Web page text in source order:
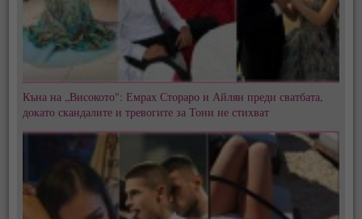
Къна на „Високото": Емрах Стораро и Айлян преди сватбата,
докато скандалите и тревогите за Тони не стихват